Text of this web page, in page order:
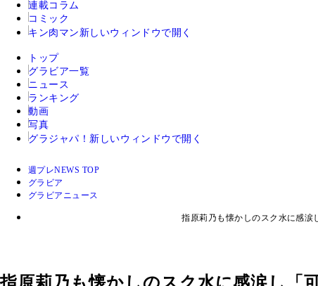
連載コラム
コミック
キン肉マン 新しいウィンドウで開く
トップ
グラビア一覧
ニュース
ランキング
動画
写真
グラジャパ！ 新しいウィンドウで開く
週プレNEWS TOP
グラビア
グラビアニュース
指原莉乃も懐かしのスク水に感涙
指原莉乃も懐かしのスク水に感涙し「